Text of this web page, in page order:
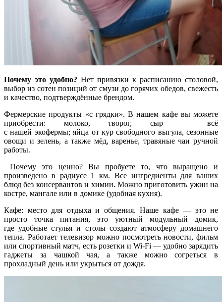
Почему это удобно? Нет привязки к расписанию столовой,
выбор из сотен позиций от смузи до горячих обедов, свежесть
и качество, подтверждённые брендом.
Фермерские продукты «с грядки». В нашем кафе вы можете
приобрести: молоко, творог, сыр — всё
с нашей экофермы; яйца от кур свободного выгула, сезонные
овощи и зелень, а также мёд, варенье, травяные чаи ручной
работы.
Почему это ценно? Вы пробуете то, что выращено и
произведено в радиусе 1 км. Все ингредиенты для ваших
блюд без консервантов и химии. Можно приготовить ужин на
костре, мангале или в домике (удобная кухня).
Кафе: место для отдыха и общения. Наше кафе — это не
просто точка питания, это уютный модульный домик,
где удобные стулья и столы создают атмосферу домашнего
тепла. Работает телевизор можно посмотреть новости, фильм
или спортивный матч, есть розетки и Wi‑Fi — удобно зарядить
гаджеты за чашкой чая, а также можно согреться в
прохладный день или укрыться от дождя.